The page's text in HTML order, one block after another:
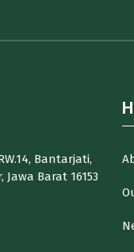
Bantarjati,
Jawa Barat 16153